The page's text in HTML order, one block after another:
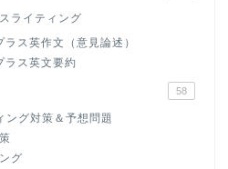
ライティング
ス英作文（意見論述）
ラス英文要約
58
ング対策＆予想問題
グ